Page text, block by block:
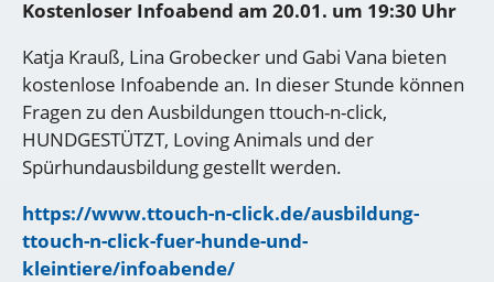
Kostenloser Infoabend am 20.01. um 19:30 Uhr
Katja Krauß, Lina Grobecker und Gabi Vana bieten
kostenlose Infoabende an. In dieser Stunde können
Fragen zu den Ausbildungen ttouch-n-click,
HUNDGESTÜTZT, Loving Animals und der
Spürhundausbildung gestellt werden.
https://www.ttouch-n-click.de/ausbildung-
ttouch-n-click-fuer-hunde-und-
kleintiere/infoabende/